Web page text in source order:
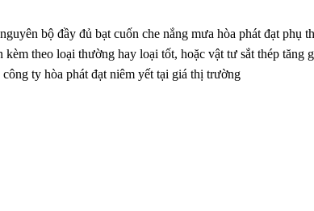
bộ đầy đủ bạt cuốn che nắng mưa hòa phát đạt phụ
theo loại thường hay loại tốt, hoặc vật tư sắt thép tăng
ty hòa phát đạt niêm yết tại giá thị trường